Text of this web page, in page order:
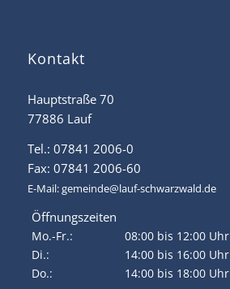
Kontakt
Hauptstraße 70
77886 Lauf
Tel.: 07841 2006-0
Fax: 07841 2006-60
E-Mail:gemeinde@lauf-schwarzwald.de
Öffnungszeiten
Mo.-Fr.:
08:00 bis 12:00 Uhr
Di.:
14:00 bis 16:00 Uhr
Do.:
14:00 bis 18:00 Uhr